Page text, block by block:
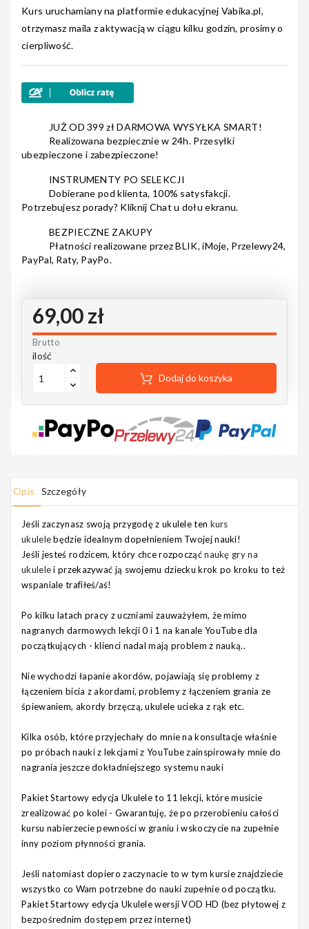
Nagłośnienie
Kursy/Szkolenia
Prezenty
Notes
Usługi
5 13
4 0
3
Kurs uruchamiany na platformie edukacyjnej Vabika.pl,
otrzymasz maila z aktywacją w ciągu kilku godzin, prosimy o
cierpliwość.
JUŻ OD 399 zł DARMOWA WYSYŁKA SMART!
Realizowana bezpiecznie w 24h. Przesyłki
ubezpieczone i zabezpieczone!
INSTRUMENTY PO SELEKCJI
Dobierane pod klienta, 100% satysfakcji.
Potrzebujesz porady? Kliknij Chat u dołu ekranu.
BEZPIECZNE ZAKUPY
Płatności realizowane przez BLIK, iMoje, Przelewy24,
PayPal, Raty, PayPo.
69,00 zł
Brutto
ilość
Dodaj do koszyka
Opis Szczegóły
Jeśli zaczynasz swoją przygodę z ukulele ten kurs
ukulelebędzie idealnym dopełnieniem Twojej nauki!
Jeśli jesteś rodzicem, który chce rozpocząćnaukę gry na
ukulelei przekazywać ją swojemu dziecku krok po kroku to też
wspaniale trafiłeś/aś!
Po kilku latach pracy z uczniami zauważyłem, że mimo
nagranych darmowych lekcji 0 i 1 na kanale YouTube dla
początkujących - klienci nadal mają problem z nauką..
Nie wychodzi łapanie akordów, pojawiają się problemy z
łączeniem bicia z akordami, problemy z łączeniem grania ze
śpiewaniem, akordy brzęczą, ukulele ucieka z rąk etc.
Kilka osób, które przyjechały do mnie na konsultacje właśnie
po próbach nauki z lekcjami z YouTube zainspirowały mnie do
nagrania jeszcze dokładniejszego systemu nauki
Pakiet Startowy edycja Ukulele to 11 lekcji, które musicie
zrealizować po kolei - Gwarantuję, że po przerobieniu całości
kursu nabierzecie pewności w graniu i wskoczycie na zupełnie
inny poziom płynności grania.
Jeśli natomiast dopiero zaczynacie to w tym kursie znajdziecie
wszystko co Wam potrzebne do nauki zupełnie od początku.
Pakiet Startowy edycja Ukulele wersji VOD HD (bez płytowej z
bezpośrednim dostępem przez internet)